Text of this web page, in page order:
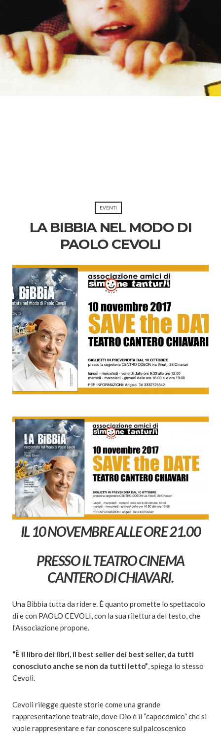
EVENTI
LA BIBBIA NEL MODO DI
PAOLO CEVOLI
IL 10 NOVEMBRE ALLE ORE 21.00
PRESSO IL TEATRO CINEMA
CANTERO DI CHIAVARI.
Una Bibbia tutta da ridere. È quanto promette lo spettacolo
di e con PAOLO CEVOLI, con la sua rilettura del testo, che
l’Associazione propone.
“È il libro dei libri, il best seller dei best seller, da tutti
conosciuto anche se non da tutti letto”, spiega lo stesso
Cevoli.
Cevoli rilegge queste storie come una grande
rappresentazione teatrale, dove Dio è il “capocomico” che si
vuole rappresentare e far conoscere sul palcoscenico